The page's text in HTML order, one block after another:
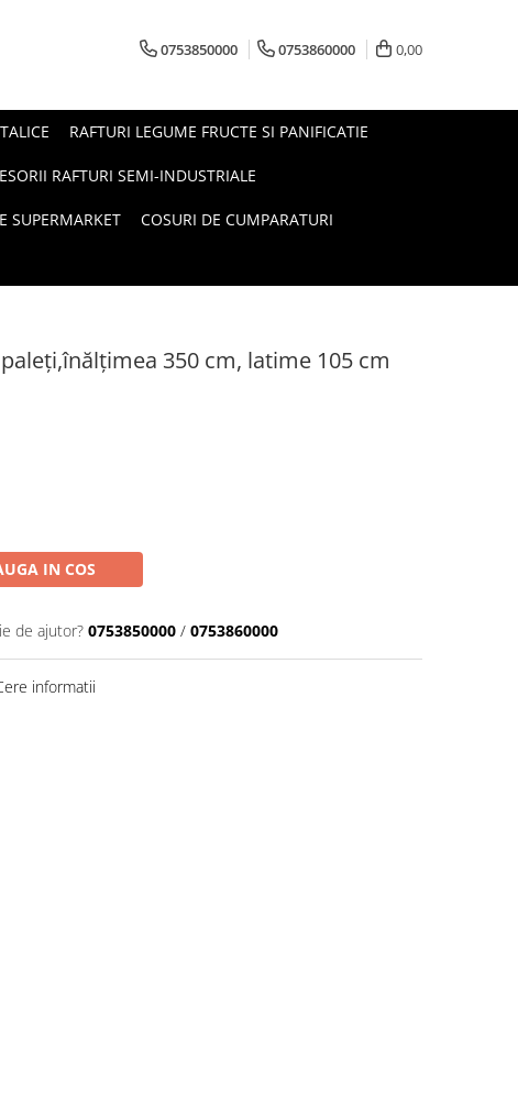
0753850000 0753860000 0,00
RAFTURI LEGUME FRUCTE SI PANIFICATIE
RAFTURI SEMI-INDUSTRIALE
SUPERMARKET COSURI DE CUMPARATURI
350 cm, latime 105 cm
IN COS
de ajutor? 0753850000 / 0753860000
informatii